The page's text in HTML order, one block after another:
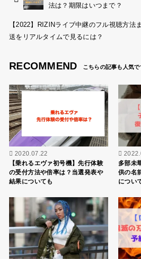
法は？期限はいつまで？
【2022】RIZINライブ中継のフル視聴方法
送をリアルタイムで見るには？
RECOMMEND
2020.07.22
【乗れるエヴァ初号機】先行体験
の受付方法や倍率は？当選発表や
結果についても
多部未
供の名
につい